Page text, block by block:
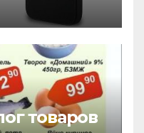
товаров